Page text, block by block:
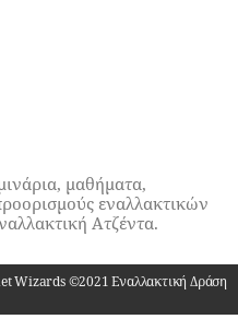
μαθήματα,
εναλλακτικών
Ατζέντα.
Wizards ©2021 Εναλλακτική Δράση